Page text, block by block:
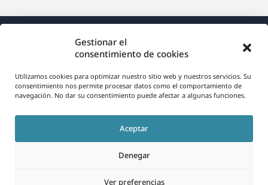
Gestionar el
consentimiento de cookies
Utilizamos cookies para optimizar nuestro sitio web y nuestros servicios. Su
consentimiento nos permite procesar datos como el comportamiento de
navegación. No dar su consentimiento puede afectar a algunas funciones.
Aceptar
Denegar
Ver preferencias
Acerca de WPML
RGPD y Política de Privacidad
(se
abre
(se
abre